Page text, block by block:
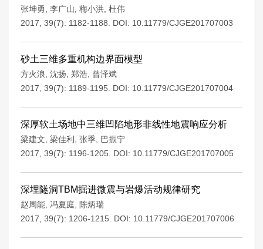
张坤勇 李广山 梅小洪 杜伟
2017, 39(7): 1182-1188.
DOI: 10.11779/CJGE201707003
砂土三维多重机构边界面模型
方火浪 沈扬 郑浩 曾泽斌
2017, 39(7): 1189-1195.
DOI: 10.11779/CJGE201707004
深厚软土场地中三维凹陷地形非线性地震响应分析
梁建文 梁佳利 张季 巴振宁
2017, 39(7): 1196-1205.
DOI: 10.11779/CJGE201707005
深埋隧洞TBM掘进微震与岩爆活动规律研究
赵周能 冯夏庭
陈炳瑞
2017, 39(7): 1206-1215.
DOI: 10.11779/CJGE201707006